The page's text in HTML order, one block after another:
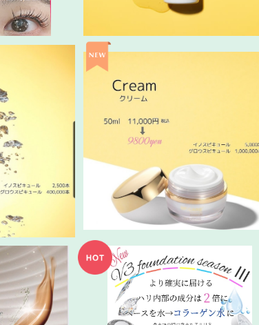
ョン
新VSPIC クリーム
¥9,900